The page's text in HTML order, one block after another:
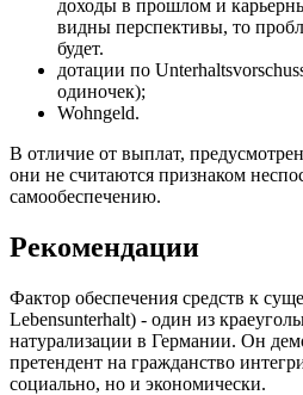
доходы в прошлом и
видны перспективы, то
будет.
дотации по
одиночек);
Wohngeld.
В отличие от выплат,
они не считаются признаком
самообеспечению.
Рекомендации
Фактор обеспечения средств к
Lebensunterhalt) - один из
натурализации в Германии. Он
претендент на гражданство
социально, но и экономически.